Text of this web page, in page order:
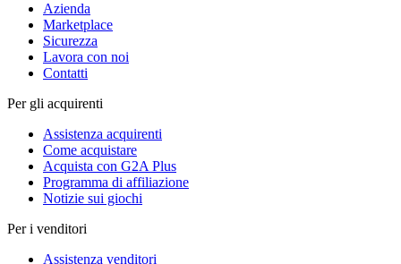
Azienda
Marketplace
Sicurezza
Lavora con noi
Contatti
Per gli acquirenti
Assistenza acquirenti
Come acquistare
Acquista con G2A Plus
Programma di affiliazione
Notizie sui giochi
Per i venditori
Assistenza venditori